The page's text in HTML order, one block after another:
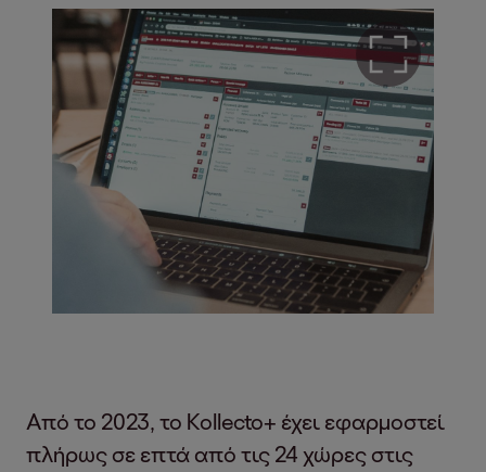
Από το 2023, το Kollecto+ έχει εφαρμοστεί
πλήρως σε επτά από τις 24 χώρες στις